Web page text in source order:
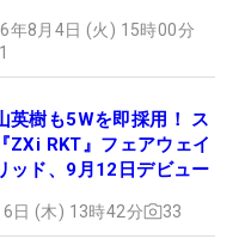
ティング
年8月4日 (火) 15時00分
英樹も5Wを即採用！ ス
ZXi RKT』フェアウェイ
ッド、9月12日デビュー
日 (木) 13時42分 33